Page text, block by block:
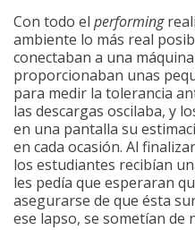
Con todo el performing
ambiente lo más real
conectaban a una
proporcionaban unas
para medir la tolerancia
las descargas oscilaba, y
en una pantalla su
en cada ocasión. Al
los estudiantes recibían
les pedía que esperaran
asegurarse de que ésta
ese lapso, se sometían de